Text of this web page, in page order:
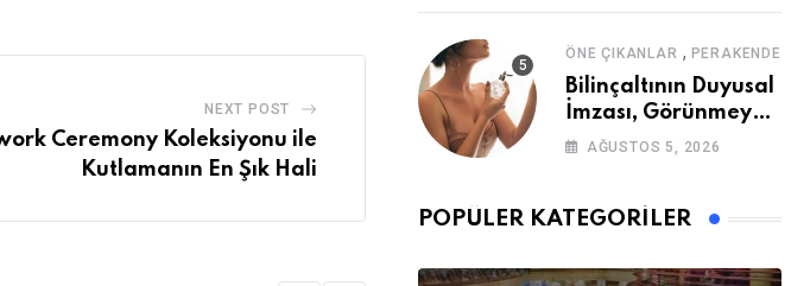
NEXT POST
Ceremony Koleksiyonu ile
Kutlamanın En Şık Hali
ÖNE ÇIKANLAR , PERAKENDE
Bilinçaltının Duyusal
İmzası, Görünmeyen
GüçAĞUSTOS 5, 2026
POPÜLER KATEGORILER